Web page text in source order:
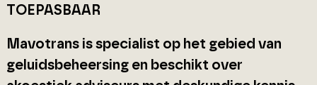
TOEPASBAAR
Mavotrans is specialist op het gebied van
geluidsbeheersing en beschikt over